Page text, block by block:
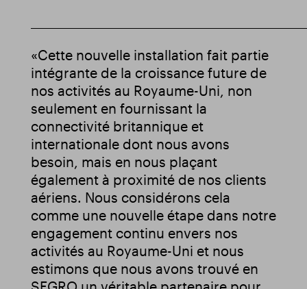
«Cette nouvelle installation fait partie
intégrante de la croissance future de
nos activités au Royaume-Uni, non
seulement en fournissant la
connectivité britannique et
internationale dont nous avons
besoin, mais en nous plaçant
également à proximité de nos clients
aériens. Nous considérons cela
comme une nouvelle étape dans notre
engagement continu envers nos
activités au Royaume-Uni et nous
estimons que nous avons trouvé en